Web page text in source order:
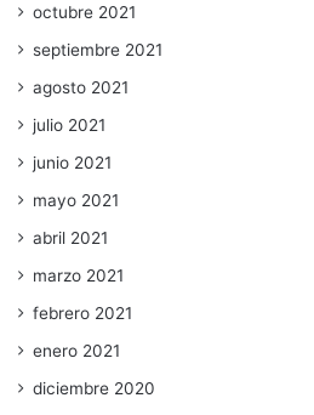
octubre 2021
septiembre 2021
agosto 2021
julio 2021
junio 2021
mayo 2021
abril 2021
marzo 2021
febrero 2021
enero 2021
diciembre 2020